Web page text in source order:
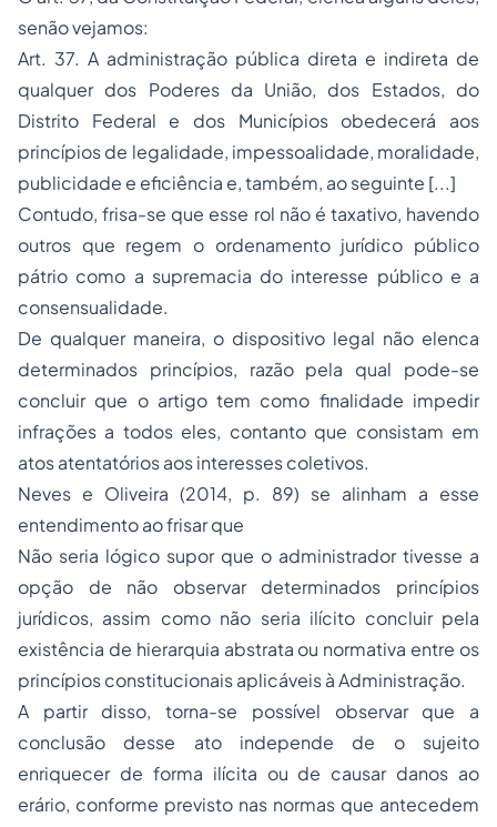
senão vejamos:
Art. 37. A administração pública direta e indireta de
qualquer dos Poderes da União, dos Estados, do
Distrito Federal e dos Municípios obedecerá aos
princípios de legalidade, impessoalidade, moralidade,
publicidade e eficiência e, também, ao seguinte [...]
Contudo, frisa-se que esse rol não é taxativo, havendo
outros que regem o ordenamento jurídico público
pátrio como a supremacia do interesse público e a
consensualidade.
De qualquer maneira, o dispositivo legal não elenca
determinados princípios, razão pela qual pode-se
concluir que o artigo tem como finalidade impedir
infrações a todos eles, contanto que consistam em
atos atentatórios aos interesses coletivos.
Neves e Oliveira (2014, p. 89) se alinham a esse
entendimento ao frisar que
Não seria lógico supor que o administrador tivesse a
opção de não observar determinados princípios
jurídicos, assim como não seria ilícito concluir pela
existência de hierarquia abstrata ou normativa entre os
princípios constitucionais aplicáveis à Administração.
A partir disso, torna-se possível observar que a
conclusão desse ato independe de o sujeito
enriquecer de forma ilícita ou de causar danos ao
erário, conforme previsto nas normas que antecedem